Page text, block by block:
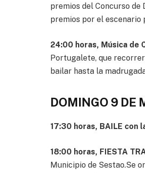
premios del Concurso de
premios por el escenario
24:00 horas, Música de
Portugalete, que
bailar hasta la
DOMINGO 9 DE
17:30 horas, BAILE con
18:00 horas, FIESTA
Municipio de Sestao.Se